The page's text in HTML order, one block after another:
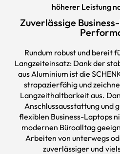
höherer Leistung
Zuverlässige
Rundum robust und bereit
Langzeiteinsatz: Dank der
aus Aluminium ist die
strapazierfähig und
Langzeithaltbarkeit aus.
Anschlussausstattung und
flexiblen Business-Laptops
modernen Büroalltag
Arbeiten von unterwegs
zuverlässiger und